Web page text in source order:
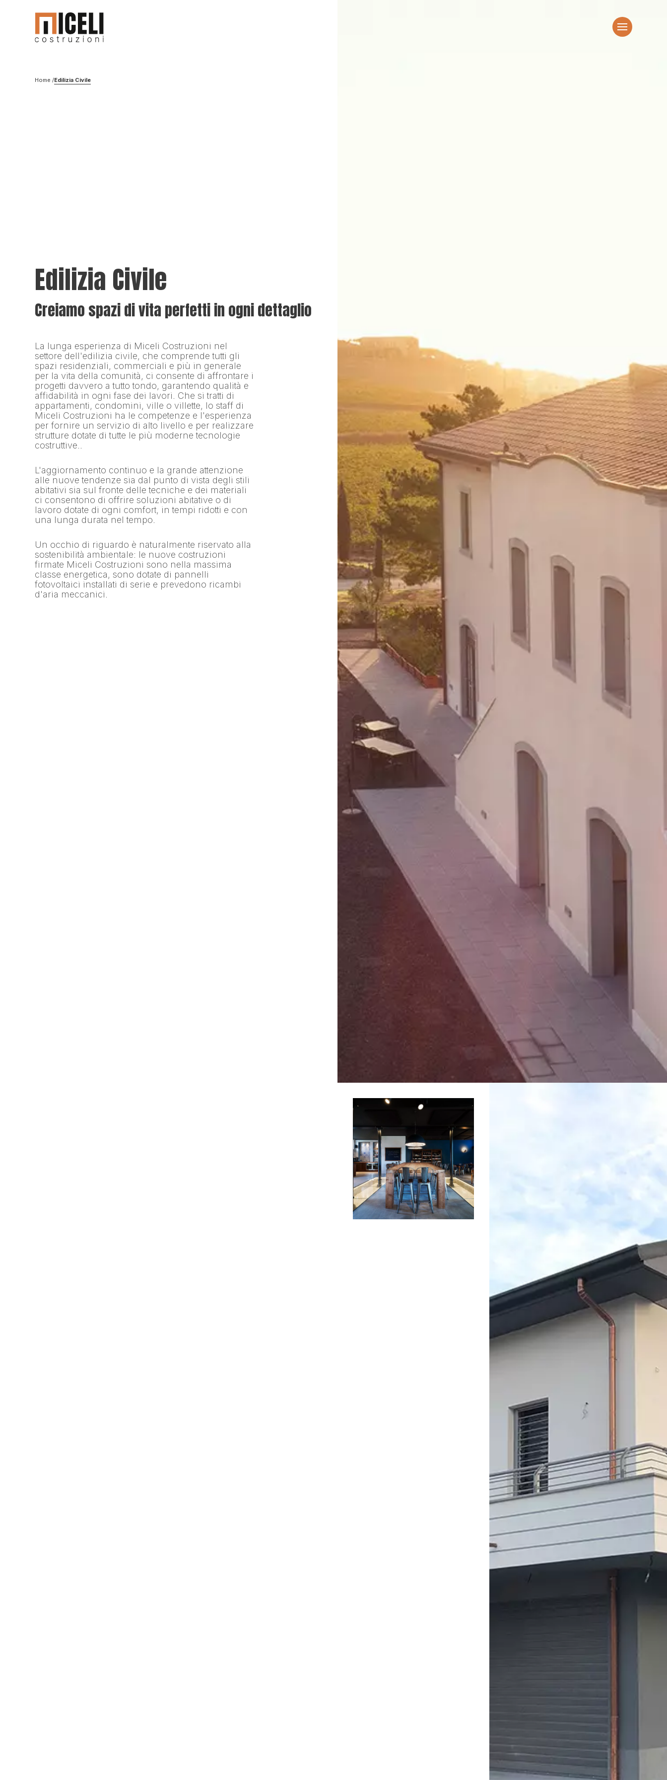
Home Edilizia Civile
Edilizia Civile
Creiamo spazi di vita perfetti in ogni dettaglio
La lunga esperienza di Miceli Costruzioni nel
settore dell'edilizia civile, che comprende tutti gli
spazi residenziali, commerciali e più in generale
per la vita della comunità, ci consente di affrontare i
progetti davvero a tutto tondo, garantendo qualità e
affidabilità in ogni fase dei lavori. Che si tratti di
appartamenti, condomini, ville o villette, lo staff di
Miceli Costruzioni ha le competenze e l'esperienza
per fornire un servizio di alto livello e per realizzare
strutture dotate di tutte le più moderne tecnologie
costruttive..
L'aggiornamento continuo e la grande attenzione
alle nuove tendenze sia dal punto di vista degli stili
abitativi sia sul fronte delle tecniche e dei materiali
ci consentono di offrire soluzioni abitative o di
lavoro dotate di ogni comfort, in tempi ridotti e con
una lunga durata nel tempo.
Un occhio di riguardo è naturalmente riservato alla
sostenibilità ambientale: le nuove costruzioni
firmate Miceli Costruzioni sono nella massima
classe energetica, sono dotate di pannelli
fotovoltaici installati di serie e prevedono ricambi
d'aria meccanici.